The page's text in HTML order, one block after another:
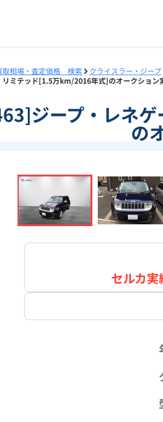
取相場・査定価格 検索 クライスラー・ジープ
ミテッド[1.5万km/2016年式]のオークション
ジープ・レネ
の
セルカ実